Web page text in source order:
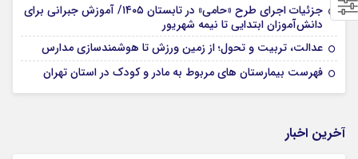
جزئیات اجرای طرح «حامی» در تابستان ۱۴۰۵/ آموزش جبرانی برای
دانش‌آموزان ابتدایی تا نیمه شهریور
عدالت، تربیت و تحول؛ از زمین ورزش تا هوشمندسازی مدارس
فهرست بیمارستان های مربوط به مادر و کودک در استان تهران
آخرین اخبار